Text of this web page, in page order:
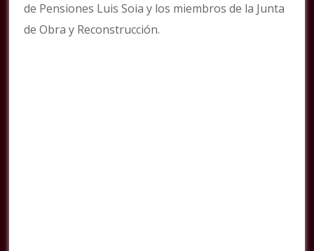
de Pensiones Luis Soia y los miembros de la Junta
de Obra y Reconstrucción.